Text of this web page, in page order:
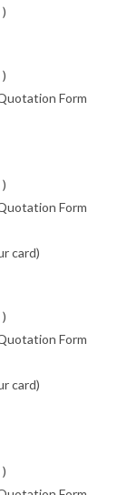
Form
Form
card)
Form
card)